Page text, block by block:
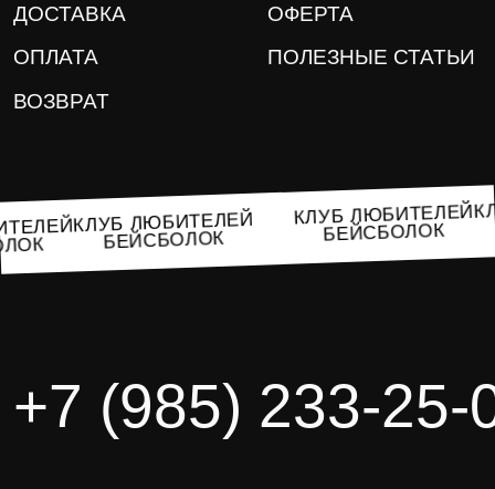
ДОСТАВКА
ОФЕРТА
ОПЛАТА
ПОЛЕЗНЫЕ СТАТЬИ
ВОЗВРАТ
КЛУБ ЛЮБИТЕЛЕЙ
БЕЙСБОЛОК
КЛУБ ЛЮБИТЕЛЕЙ
БЕЙСБОЛОК
+7 (985) 233-25-